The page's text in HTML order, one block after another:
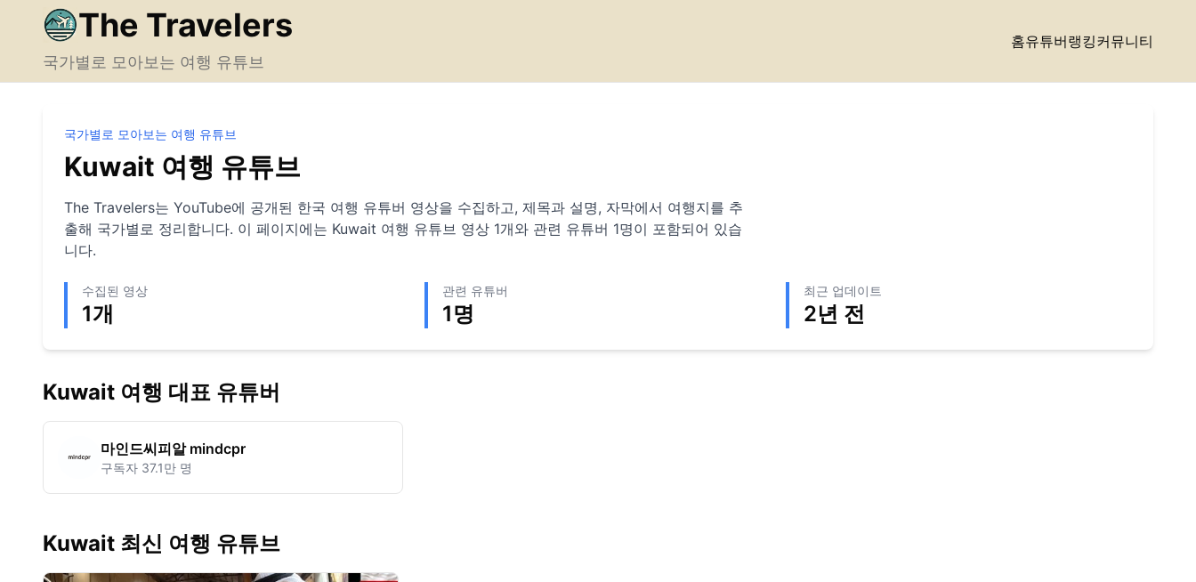
The Travelers
국가별로 모아보는 여행 유튜브
홈유튜버랭킹커뮤니티
국가별로 모아보는 여행 유튜브
Kuwait 여행 유튜브
The Travelers는 YouTube에 공개된 한국 여행 유튜버 영상을 수집하고, 제목과 설명, 자막에서 여행지를 추
출해 국가별로 정리합니다. 이 페이지에는 Kuwait 여행 유튜브 영상 1개와 관련 유튜버 1명이 포함되어 있습
니다.
수집된 영상
1개
관련 유튜버
1명
최근 업데이트
2년 전
Kuwait 여행 대표 유튜버
마인드씨피알 mindcpr
구독자 37.1만 명
Kuwait 최신 여행 유튜브